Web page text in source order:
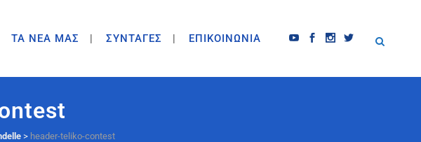
ΤΑ ΝΕΑ ΜΑΣ ΣΥΝΤΑΓΕΣ ΕΠΙΚΟΙΝΩΝΙΑ
> header-teliko-contest